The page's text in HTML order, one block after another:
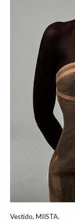
Vestido, MIISTA.